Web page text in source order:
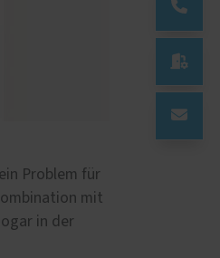
Problem für
mit
in der
